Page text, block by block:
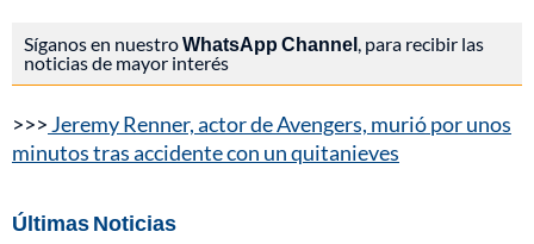
Síganos en nuestroWhatsApp Channel, para recibir las
noticias de mayor interés
>>> Jeremy Renner, actor de Avengers, murió por unos
minutos tras accidente con un quitanieves
Últimas Noticias